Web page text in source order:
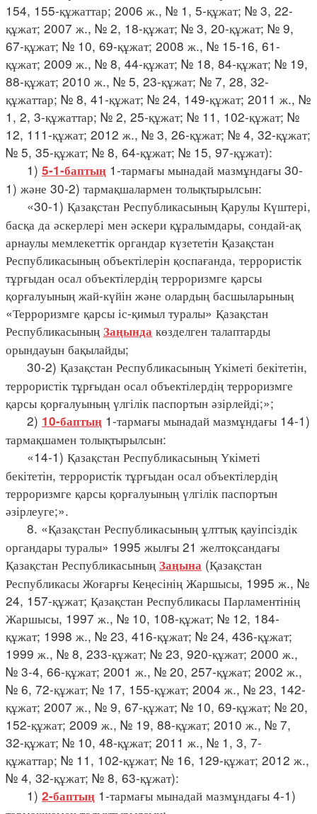
154, 155-құжаттар; 2006 ж., № 1, 5-құжат; № 3, 22-
құжат; 2007 ж., № 2, 18-құжат; № 3, 20-құжат; № 9,
67-құжат; № 10, 69-құжат; 2008 ж., № 15-16, 61-
құжат; 2009 ж., № 8, 44-құжат; № 18, 84-құжат; № 19,
88-құжат; 2010 ж., № 5, 23-құжат; № 7, 28, 32-
құжаттар; № 8, 41-құжат; № 24, 149-құжат; 2011 ж., №
1, 2, 3-құжаттар; № 2, 25-құжат; № 11, 102-құжат; №
12, 111-құжат; 2012 ж., № 3, 26-құжат; № 4, 32-құжат;
№ 5, 35-құжат; № 8, 64-құжат; № 15, 97-құжат):
1) 5-1-баптың 1-тармағы мынадай мазмұндағы 30-
1) және 30-2) тармақшалармен толықтырылсын:
«30-1) Қазақстан Республикасының Қарулы Күштері,
басқа да әскерлері мен әскери құралымдары, сондай-ақ
арнаулы мемлекеттік органдар күзететін Қазақстан
Республикасының объектілерін қоспағанда, террористік
тұрғыдан осал объектілердің терроризмге қарсы
қорғалуының жай-күйін және олардың басшыларының
«Терроризмге қарсы іс-қимыл туралы» Қазақстан
Республикасының Заңында көзделген талаптарды
орындауын бақылайды;
30-2) Қазақстан Республикасының Үкіметі бекітетін,
террористік тұрғыдан осал объектілердің терроризмге
қарсы қорғалуының үлгілік паспортын әзірлейді;»;
2) 10-баптың 1-тармағы мынадай мазмұндағы 14-1)
тармақшамен толықтырылсын:
«14-1) Қазақстан Республикасының Үкіметі
бекітетін, террористік тұрғыдан осал объектілердің
терроризмге қарсы қорғалуының үлгілік паспортын
әзірлеуге;».
8. «Қазақстан Республикасының ұлттық қауіпсіздік
органдары туралы» 1995 жылғы 21 желтоқсандағы
Қазақстан Республикасының Заңына (Қазақстан
Республикасы Жоғарғы Кеңесінің Жаршысы, 1995 ж., №
24, 157-құжат; Қазақстан Республикасы Парламентінің
Жаршысы, 1997 ж., № 10, 108-құжат; № 12, 184-
құжат; 1998 ж., № 23, 416-құжат; № 24, 436-құжат;
1999 ж., № 8, 233-құжат; № 23, 920-құжат; 2000 ж.,
№ 3-4, 66-құжат; 2001 ж., № 20, 257-құжат; 2002 ж.,
№ 6, 72-құжат; № 17, 155-құжат; 2004 ж., № 23, 142-
құжат; 2007 ж., № 9, 67-құжат; № 10, 69-құжат; № 20,
152-құжат; 2009 ж., № 19, 88-құжат; 2010 ж., № 7,
32-құжат; № 10, 48-құжат; 2011 ж., № 1, 3, 7-
құжаттар; № 11, 102-құжат; № 16, 129-құжат; 2012 ж.,
№ 4, 32-құжат; № 8, 63-құжат):
1) 2-баптың 1-тармағы мынадай мазмұндағы 4-1)